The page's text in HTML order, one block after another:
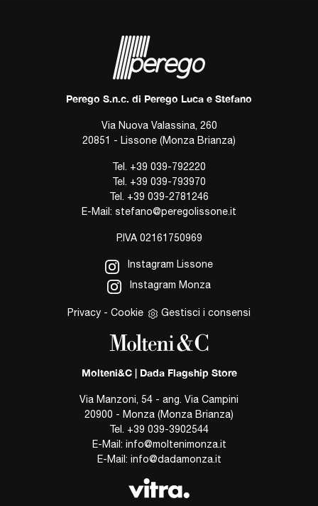
Perego S.n.c. di Perego Luca e Stefano
Via Nuova Valassina, 260
20851 - Lissone (Monza Brianza)
Tel. +39 039-792220
Tel. +39 039-793970
Tel. +39 039-2781246
E-Mail: stefano@peregolissone.it
P.IVA 02161750969
Instagram Lissone
Instagram Monza
Privacy - Cookie Gestisci i consensi
Molteni&C | Dada Flagship Store
Via Manzoni, 54 - ang. Via Campini
20900 - Monza (Monza Brianza)
Tel. +39 039-3902544
E-Mail: info@moltenimonza.it
E-Mail: info@dadamonza.it